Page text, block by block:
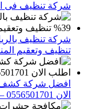
شركة تنظيف فى
تنظيف وتعقيم
الان 0556501701‬‏ – تقارير معتمدة